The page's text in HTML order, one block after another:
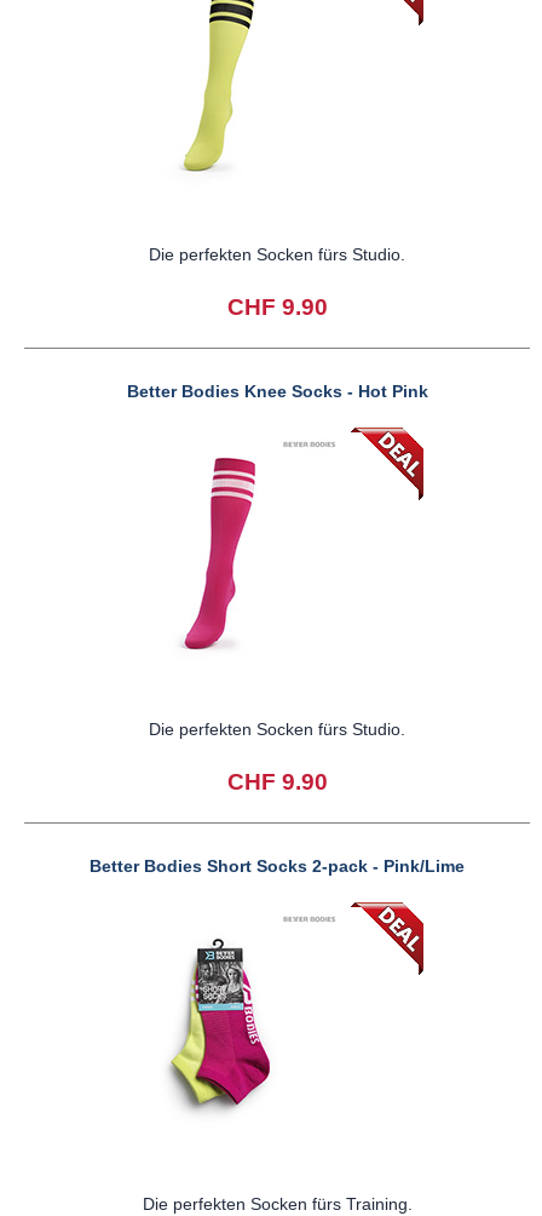
Die perfekten Socken fürs Studio.
CHF 9.90
Better Bodies Knee Socks - Hot Pink
Die perfekten Socken fürs Studio.
CHF 9.90
Better Bodies Short Socks 2-pack - Pink/Lime
Die perfekten Socken fürs Training.